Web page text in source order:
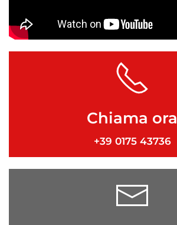
Chiama ora
+39 0175 43736